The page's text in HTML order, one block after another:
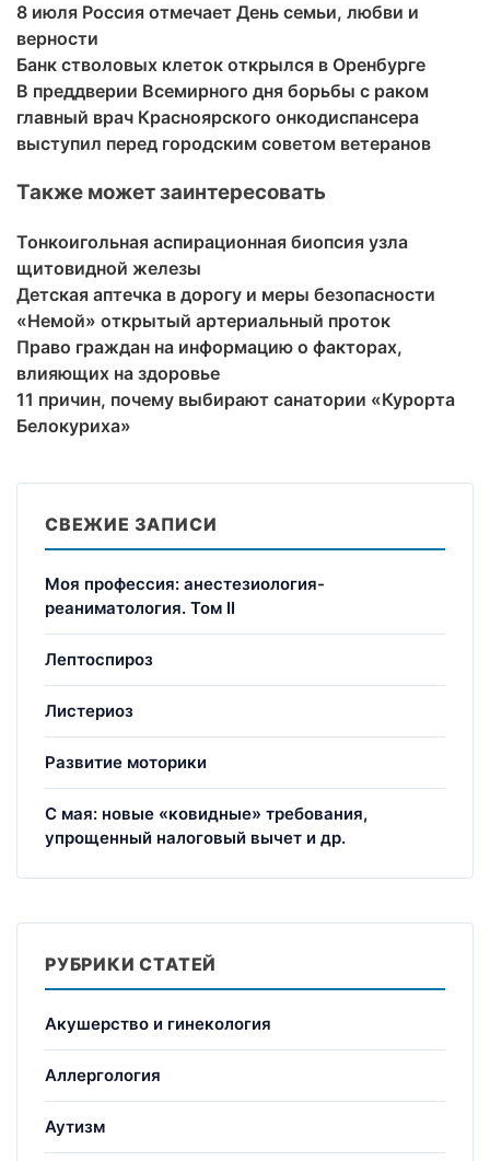
8 июля Россия отмечает День семьи, любви и
верности
Банк стволовых клеток открылся в Оренбурге
В преддверии Всемирного дня борьбы с раком
главный врач Красноярского онкодиспансера
выступил перед городским советом ветеранов
Также может заинтересовать
Тонкоигольная аспирационная биопсия узла
щитовидной железы
Детская аптечка в дорогу и меры безопасности
«Немой» открытый артериальный проток
Право граждан на информацию о факторах,
влияющих на здоровье
11 причин, почему выбирают санатории «Курорта
Белокуриха»
СВЕЖИЕ ЗАПИСИ
Моя профессия: анестезиология-
реаниматология. Том II
Лептоспироз
Листериоз
Развитие моторики
С мая: новые «ковидные» требования,
упрощенный налоговый вычет и др.
РУБРИКИ СТАТЕЙ
Акушерство и гинекология
Аллергология
Аутизм